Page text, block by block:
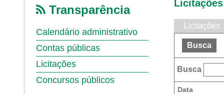
Transparência
Calendário administrativo
Contas públicas
Licitações
Concursos públicos
Licitações
Licitações
Busca
Busca
Data